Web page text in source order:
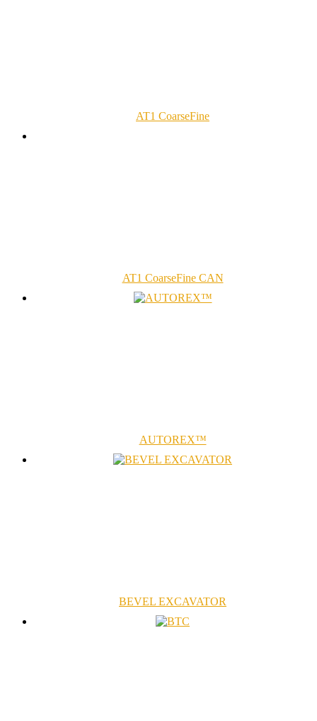
AT1 CoarseFine
AT1 CoarseFine CAN
AUTOREX™
BEVEL EXCAVATOR